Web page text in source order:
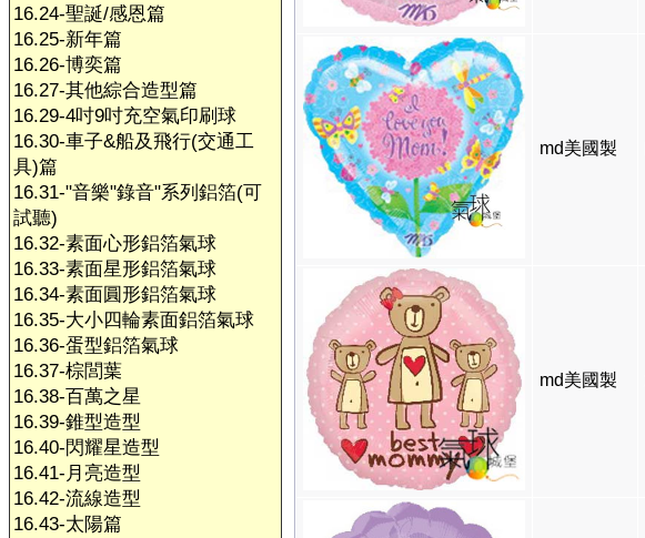
16.24-聖誕/感恩篇
16.25-新年篇
16.26-博奕篇
16.27-其他綜合造型篇
16.29-4吋9吋充空氣印刷球
16.30-車子&船及飛行(交通工
具)篇
16.31-"音樂"錄音"系列鋁箔(可
試聽)
16.32-素面心形鋁箔氣球
16.33-素面星形鋁箔氣球
16.34-素面圓形鋁箔氣球
16.35-大小四輪素面鋁箔氣球
16.36-蛋型鋁箔氣球
16.37-棕閭葉
16.38-百萬之星
16.39-錐型造型
16.40-閃耀星造型
16.41-月亮造型
16.42-流線造型
16.43-太陽篇
md美國製
md美國製